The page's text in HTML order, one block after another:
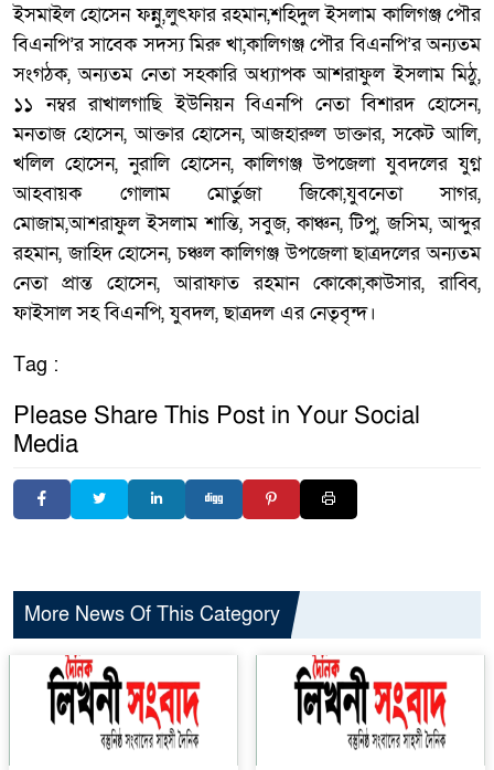
ইসমাইল হোসেন ফন্নু,লুৎফার রহমান,শহিদুল ইসলাম কালিগঞ্জ পৌর
বিএনপি’র সাবেক সদস্য মিরু খা,কালিগঞ্জ পৌর বিএনপি’র অন্যতম
সংগঠক, অন্যতম নেতা সহকারি অধ্যাপক আশরাফুল ইসলাম মিঠু,
১১ নম্বর রাখালগাছি ইউনিয়ন বিএনপি নেতা বিশারদ হোসেন,
মনতাজ হোসেন, আক্তার হোসেন, আজহারুল ডাক্তার, সকেট আলি,
খলিল হোসেন, নুরালি হোসেন, কালিগঞ্জ উপজেলা যুবদলের যুগ্ন
আহবায়ক গোলাম মোর্তুজা জিকো,যুবনেতা সাগর,
মোজাম,আশরাফুল ইসলাম শান্তি, সবুজ, কাঞ্চন, টিপু, জসিম, আব্দুর
রহমান, জাহিদ হোসেন, চঞ্চল কালিগঞ্জ উপজেলা ছাত্রদলের অন্যতম
নেতা প্রান্ত হোসেন, আরাফাত রহমান কোকো,কাউসার, রাব্বি,
ফাইসাল সহ বিএনপি, যুবদল, ছাত্রদল এর নেতৃবৃন্দ।
Tag :
Please Share This Post in Your Social
Media
More News Of This Category